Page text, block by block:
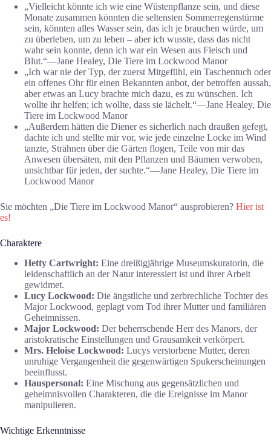
„Vielleicht könnte ich wie eine Wüstenpflanze sein, und diese
Monate zusammen könnten die seltensten Sommerregenstürme
sein, könnten alles Wasser sein, das ich je brauchen würde, um
zu überleben, um zu leben – aber ich wusste, dass das nicht
wahr sein konnte, denn ich war ein Wesen aus Fleisch und
Blut.“―Jane Healey, Die Tiere im Lockwood Manor
„Ich war nie der Typ, der zuerst Mitgefühl, ein Taschentuch oder
ein offenes Ohr für einen Bekannten anbot, der betroffen aussah,
aber etwas an Lucy brachte mich dazu, es zu wünschen. Ich
wollte ihr helfen; ich wollte, dass sie lächelt.“―Jane Healey, Die
Tiere im Lockwood Manor
„Außerdem hätten die Diener es sicherlich nach draußen gefegt,
dachte ich und stellte mir vor, wie jede einzelne Locke im Wind
tanzte, Strähnen über die Gärten flogen, Teile von mir das
Anwesen übersäten, mit den Pflanzen und Bäumen verwoben,
unsichtbar für jeden, der suchte.“―Jane Healey, Die Tiere im
Lockwood Manor
Sie möchten „Die Tiere im Lockwood Manor“ ausprobieren? Hier ist
es!
Charaktere
Hetty Cartwright: Eine dreißigjährige Museumskuratorin, die
leidenschaftlich an der Natur interessiert ist und ihrer Arbeit
gewidmet.
Lucy Lockwood: Die ängstliche und zerbrechliche Tochter des
Major Lockwood, geplagt vom Tod ihrer Mutter und familiären
Geheimnissen.
Major Lockwood: Der beherrschende Herr des Manors, der
aristokratische Einstellungen und Grausamkeit verkörpert.
Mrs. Heloise Lockwood: Lucys verstorbene Mutter, deren
unruhige Vergangenheit die gegenwärtigen Spukerscheinungen
beeinflusst.
Hauspersonal: Eine Mischung aus gegensätzlichen und
geheimnisvollen Charakteren, die die Ereignisse im Manor
manipulieren.
Wichtige Erkenntnisse